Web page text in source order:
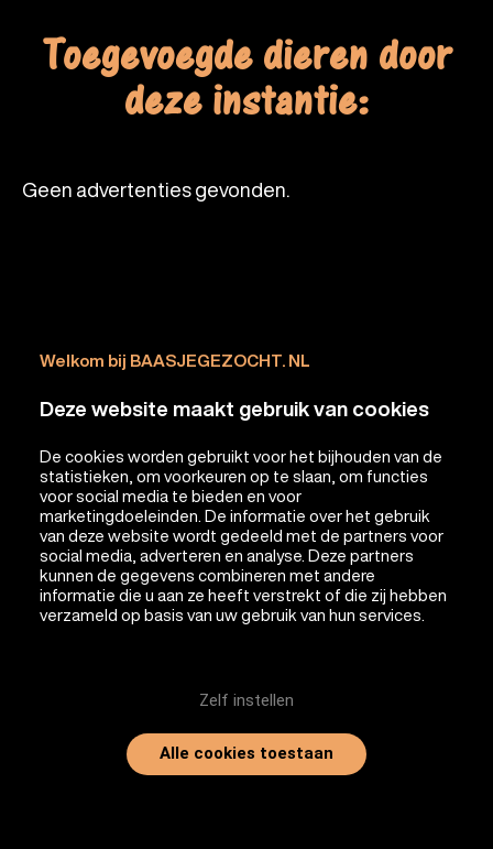
Welkom bij BAASJEGEZOCHT. NL
Deze website maakt gebruik van cookies
De cookies worden gebruikt voor het bijhouden van de
statistieken, om voorkeuren op te slaan, om functies
voor social media te bieden en voor
marketingdoeleinden. De informatie over het gebruik
van deze website wordt gedeeld met de partners voor
social media, adverteren en analyse. Deze partners
kunnen de gegevens combineren met andere
informatie die u aan ze heeft verstrekt of die zij hebben
verzameld op basis van uw gebruik van hun services.
Zelf instellen
Alle cookies toestaan
Toegevoegde dieren door
deze instantie:
Geen advertenties gevonden.